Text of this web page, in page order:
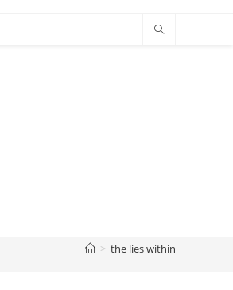
> the lies within